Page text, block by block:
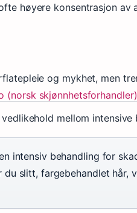
høyere konsentrasjon
og mykhet, men
(norsk skjønnhetsforhandler)
mellom
intensiv behandling for
du slitt, fargebehandlet hår,